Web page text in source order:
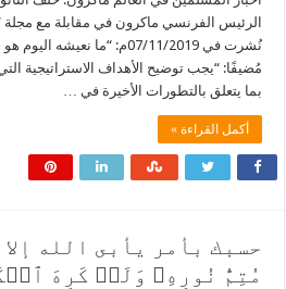
الرئيس الفرنسي ماكرون في مقابلة مع مجلة
نُشرت في 07/11/2019م: “ما
مُضيفًا: “يجب توضيح الأهداف الاستراتيجية
بما يتعلق بالتطورات الأخيرة في …
أكمل القراءة »
حسبك بأمر يأبى الله
مُتِمُّ نُورِهِۦ وَلَوۡ كَرِهَ